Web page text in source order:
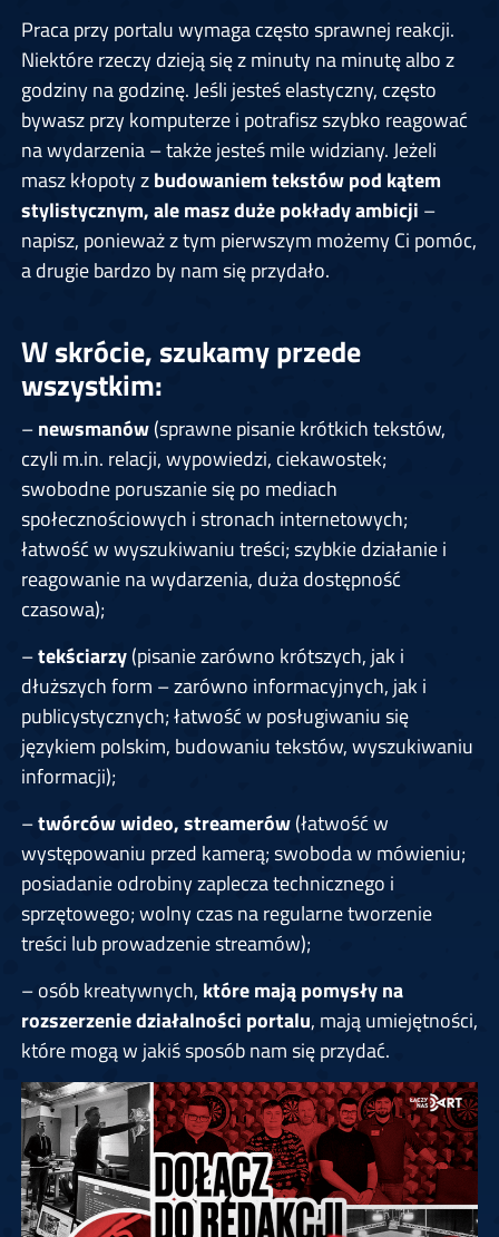
Praca przy portalu wymaga często sprawnej reakcji.
Niektóre rzeczy dzieją się z minuty na minutę albo z
godziny na godzinę. Jeśli jesteś elastyczny, często
bywasz przy komputerze i potrafisz szybko reagować
na wydarzenia – także jesteś mile widziany. Jeżeli
masz kłopoty zbudowaniem tekstów pod kątem
stylistycznym, ale masz duże pokłady ambicji –
napisz, ponieważ z tym pierwszym możemy Ci pomóc,
a drugie bardzo by nam się przydało.
W skrócie, szukamy przede
wszystkim:
–newsmanów(sprawne pisanie krótkich tekstów,
czyli m.in. relacji, wypowiedzi, ciekawostek;
swobodne poruszanie się po mediach
społecznościowych i stronach internetowych;
łatwość w wyszukiwaniu treści; szybkie działanie i
reagowanie na wydarzenia, duża dostępność
czasowa);
–tekściarzy(pisanie zarówno krótszych, jak i
dłuższych form – zarówno informacyjnych, jak i
publicystycznych; łatwość w posługiwaniu się
językiem polskim, budowaniu tekstów, wyszukiwaniu
informacji);
–twórców wideo, streamerów(łatwość w
występowaniu przed kamerą; swoboda w mówieniu;
posiadanie odrobiny zaplecza technicznego i
sprzętowego; wolny czas na regularne tworzenie
treści lub prowadzenie streamów);
– osób kreatywnych, które mają pomysły na
rozszerzenie działalności portalu, mają umiejętności,
które mogą w jakiś sposób nam się przydać.